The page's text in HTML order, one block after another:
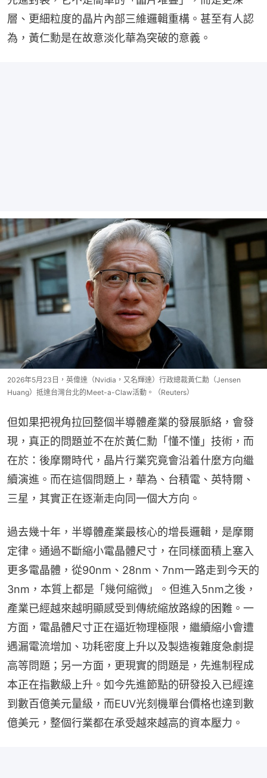
層、更細粒度的晶片內部三維邏輯重構。甚至有人認
為，黃仁勳是在故意淡化華為突破的意義。
2026年5月23日，英偉達（Nvidia，又名輝達）行政總裁黃仁勳（Jensen
Huang）抵達台灣台北的Meet-a-Claw活動。（Reuters）
但如果把視角拉回整個半導體產業的發展脈絡，會發
現，真正的問題並不在於黃仁勳「懂不懂」技術，而
在於：後摩爾時代，晶片行業究竟會沿着什麼方向繼
續演進。而在這個問題上，華為、台積電、英特爾、
三星，其實正在逐漸走向同一個大方向。
過去幾十年，半導體產業最核心的增長邏輯，是摩爾
定律。通過不斷縮小電晶體尺寸，在同樣面積上塞入
更多電晶體，從90nm、28nm、7nm一路走到今天的
3nm，本質上都是「幾何縮微」。但進入5nm之後，
產業已經越來越明顯感受到傳統縮放路線的困難。一
方面，電晶體尺寸正在逼近物理極限，繼續縮小會遭
遇漏電流增加、功耗密度上升以及製造複雜度急劇提
高等問題；另一方面，更現實的問題是，先進制程成
本正在指數級上升。如今先進節點的研發投入已經達
到數百億美元量級，而EUV光刻機單台價格也達到數
億美元，整個行業都在承受越來越高的資本壓力。